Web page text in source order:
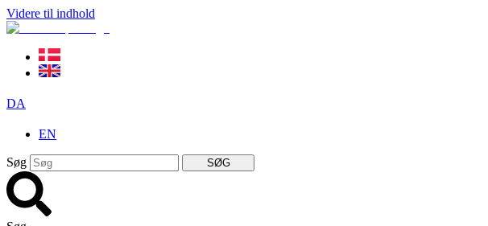
Videre til indhold
DA
EN
Søg SØG